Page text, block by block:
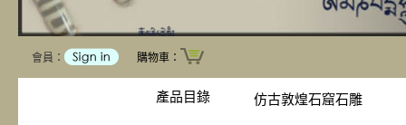
會員： 購物車：
產品目錄 仿古敦煌石窟石雕